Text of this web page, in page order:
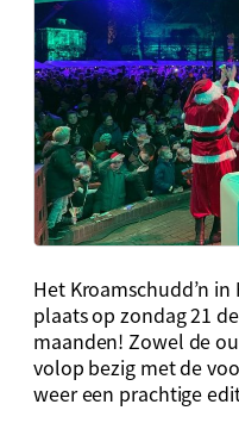
Het Kroamschudd’n
plaats op zondag 21
maanden! Zowel de
volop bezig met de
weer een prachtige